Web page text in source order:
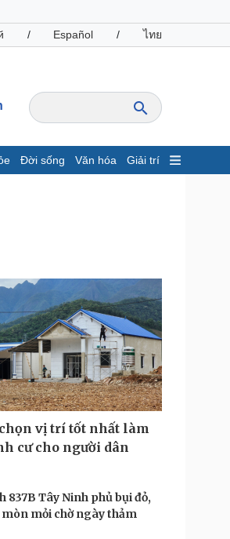
/ Español / ไทย
Đời sống Văn hóa Giải trí
Giá cà phê
Công nghệ
Sành điệu
Tin Công nghệ
Trải nghiệm
Chuyển đổi số
Podcast
Câu chuyện thời sự
Cửa sổ tình yêu
Kể chuyện cho bé
Hạt giống tâm hồn
vị trí tốt nhất làm
cư cho người dân
837B Tây Ninh phủ bụi đỏ,
mỏi chờ ngày thảm